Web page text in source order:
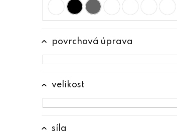
n
e
l
povrchová úprava
síla
velikost